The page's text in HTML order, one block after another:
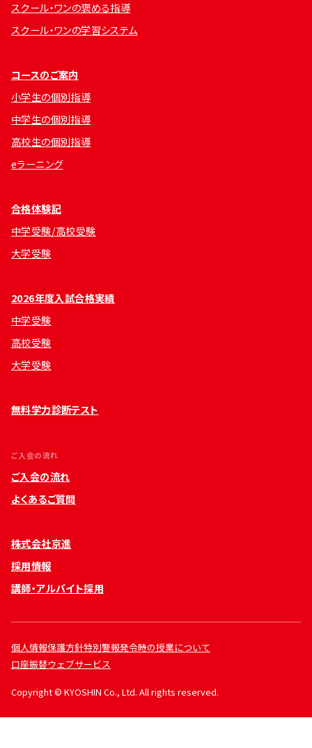
スクール・ワンの褒める指導
スクール・ワンの学習システム
コースのご案内
小学生の個別指導
中学生の個別指導
高校生の個別指導
eラーニング
合格体験記
中学受験/高校受験
大学受験
2026年度入試合格実績
中学受験
高校受験
大学受験
無料学力診断テスト
ご入会の流れ
ご入会の流れ
よくあるご質問
株式会社京進
採用情報
講師・アルバイト採用
個人情報保護方針特別警報発令時の授業について
口座振替ウェブサービス
Copyright © KYOSHIN Co., Ltd. All rights reserved.